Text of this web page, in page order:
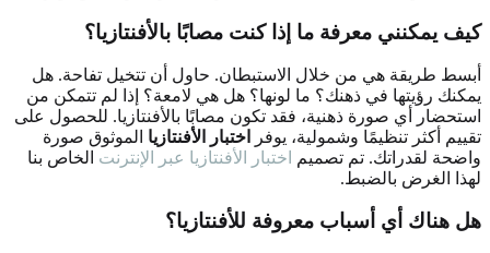
كيف يمكنني معرفة ما إذا كنت مصابًا بالأفنتازيا؟
أبسط طريقة هي من خلال الاستبطان. حاول أن تتخيل تفاحة. هل
يمكنك رؤيتها في ذهنك؟ ما لونها؟ هل هي لامعة؟ إذا لم تتمكن من
استحضار أي صورة ذهنية، فقد تكون مصابًا بالأفنتازيا. للحصول على
تقييم أكثر تنظيمًا وشمولية، يوفر
اختبار الأفنتازيا الموثوق صورة
واضحة لقدراتك. تم تصميم
اختبار الأفنتازيا عبر الإنترنت الخاص بنا
لهذا الغرض بالضبط.
هل هناك أي أسباب معروفة للأفنتازيا؟